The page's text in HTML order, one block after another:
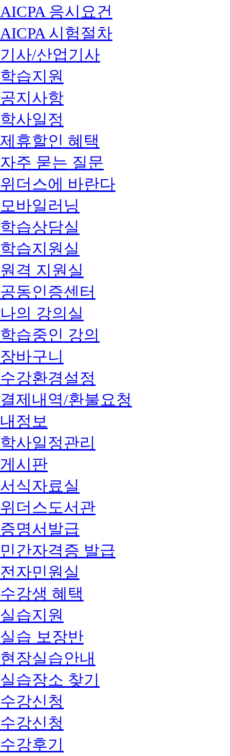
AICPA 응시요건
AICPA 시험절차
기사/산업기사
학습지원
공지사항
학사일정
제휴할인 혜택
자주 묻는 질문
위더스에 바란다
모바일러닝
학습상담실
학습지원실
원격 지원실
공동인증센터
나의 강의실
학습중인 강의
장바구니
수강환경설정
결제내역/환불요청
내정보
학사일정관리
게시판
서식자료실
위더스도서관
증명서발급
민간자격증 발급
전자민원실
수강생 혜택
실습지원
실습 보장반
현장실습안내
실습장소 찾기
수강신청
수강신청
수강후기